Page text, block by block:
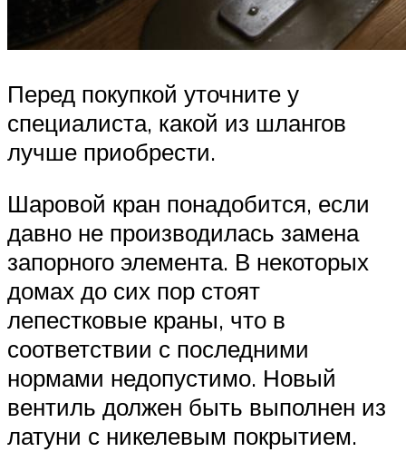
Перед покупкой уточните у
специалиста, какой из шлангов
лучше приобрести.
Шаровой кран понадобится, если
давно не производилась замена
запорного элемента. В некоторых
домах до сих пор стоят
лепестковые краны, что в
соответствии с последними
нормами недопустимо. Новый
вентиль должен быть выполнен из
латуни с никелевым покрытием.